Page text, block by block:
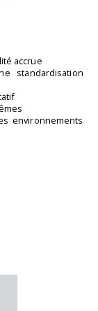
accrue
standardisation
environnements